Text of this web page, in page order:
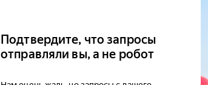
Подтвердите, что запросы
отправляли вы, а не робот